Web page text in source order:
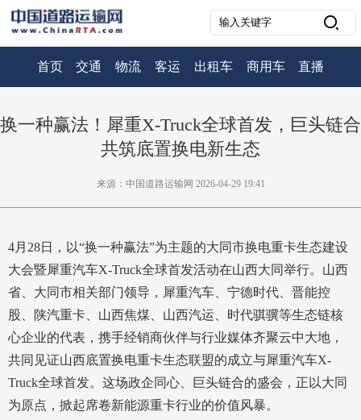
首页 交通 物流 客运 出租车 商用车 直播
换一种赢法！犀重X-Truck全球首发，巨头链合
共筑底置换电新生态
来源：中国道路运输网 2026-04-29 19:41
4月28日，以“换一种赢法”为主题的大同市换电重卡生态建设
大会暨犀重汽车X-Truck全球首发活动在山西大同举行。山西
省、大同市相关部门领导，犀重汽车、宁德时代、晋能控
股、陕汽重卡、山西焦煤、山西汽运、时代骐骥等生态链核
心企业的代表，携手经销商伙伴与行业媒体齐聚云中大地，
共同见证山西底置换电重卡生态联盟的成立与犀重汽车X-
Truck全球首发。这场政企同心、巨头链合的盛会，正以大同
为原点，掀起席卷新能源重卡行业的价值风暴。